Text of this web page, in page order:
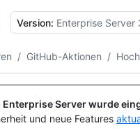
Version: Enterprise Server
/ GitHub-Aktionen /
Enterprise Server wurde
und neue Features